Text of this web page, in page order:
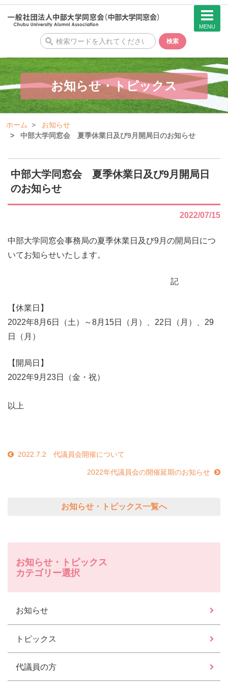
検
索
検索
MENU
お知らせ・トピックス
ホーム
お知らせ
中部大学同窓会 夏季休業日及び9月開局日のお知らせ
中部大学同窓会 夏季休業日及び9月開局日
のお知らせ
2022/07/15
中部大学同窓会事務局の夏季休業日及び9月の開局日につ
いてお知らせいたします。
記
【休業日】
2022年8月6日（土）～8月15日（月）、22日（月）、29
日（月）
【開局日】
2022年9月23日（金・祝）
以上
2022.7.2 代議員会開催について
2022年代議員会の開催延期のお知らせ
お知らせ・トピックス一覧へ
お知らせ・トピックス
カテゴリー選択
お知らせ
トピックス
代議員の方